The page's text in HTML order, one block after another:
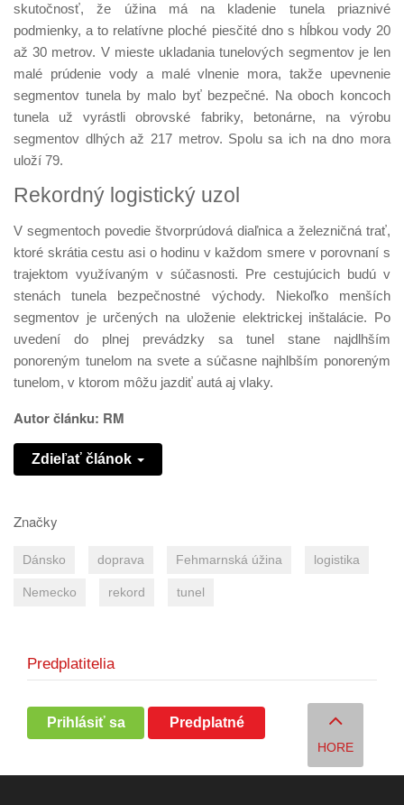
skutočnosť, že úžina má na kladenie tunela priaznivé
podmienky, a to relatívne ploché piesčité dno s hĺbkou vody 20
až 30 metrov. V mieste ukladania tunelových segmentov je len
malé prúdenie vody a malé vlnenie mora, takže upevnenie
segmentov tunela by malo byť bezpečné. Na oboch koncoch
tunela už vyrástli obrovské fabriky, betonárne, na výrobu
segmentov dlhých až 217 metrov. Spolu sa ich na dno mora
uloží 79.
Rekordný logistický uzol
V segmentoch povedie štvorprúdová diaľnica a železničná trať,
ktoré skrátia cestu asi o hodinu v každom smere v porovnaní s
trajektom využívaným v súčasnosti. Pre cestujúcich budú v
stenách tunela bezpečnostné východy. Niekoľko menších
segmentov je určených na uloženie elektrickej inštalácie. Po
uvedení do plnej prevádzky sa tunel stane najdlhším
ponoreným tunelom na svete a súčasne najhlbším ponoreným
tunelom, v ktorom môžu jazdiť autá aj vlaky.
Autor článku: RM
Zdieľať článok
Značky
Dánsko doprava Fehmarnská úžina logistika
Nemecko rekord tunel
Predplatitelia
Prihlásiť sa Predplatné
HORE